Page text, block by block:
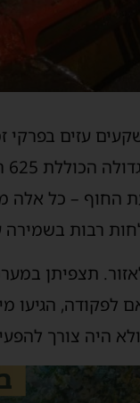
עזים
החוף – כל אלה
רבות
תצפיתן
הגיעו
היה צורך